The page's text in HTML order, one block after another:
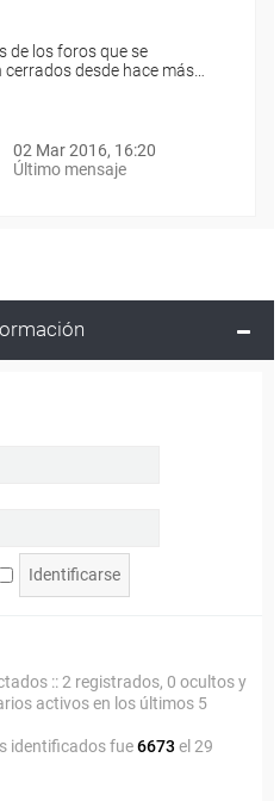
de los foros que se
desde hace más…
02 Mar 2016, 16:20
Último mensaje
:: 2 registrados, 0 ocultos y
activos en los últimos 5
identificados fue6673 el 29